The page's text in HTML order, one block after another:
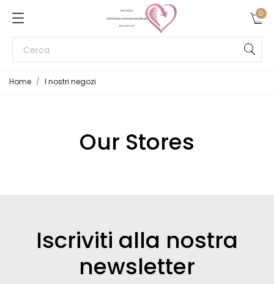
0
Home I nostri negozi
Our Stores
Iscriviti alla nostra
newsletter